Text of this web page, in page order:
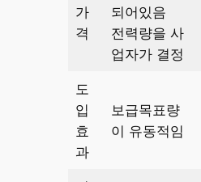
가
격
되어있음
전력량을 사
업자가 결정
도
입
효
과
보급목표량
이 유동적임